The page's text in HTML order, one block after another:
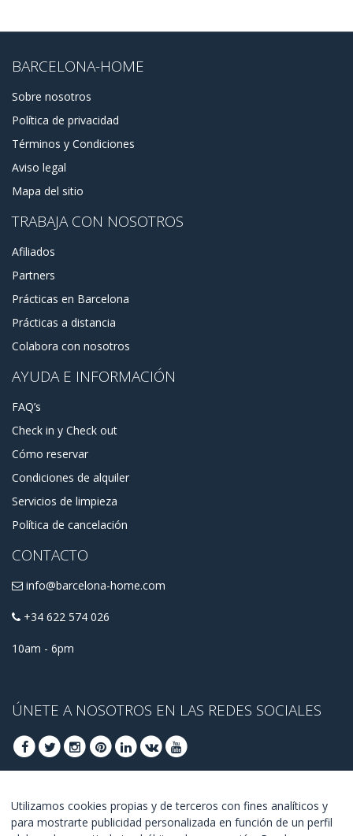
BARCELONA-HOME
Sobre nosotros
Política de privacidad
Términos y Condiciones
Aviso legal
Mapa del sitio
TRABAJA CON NOSOTROS
Afiliados
Partners
Prácticas en Barcelona
Prácticas a distancia
Colabora con nosotros
AYUDA E INFORMACIÓN
FAQ’s
Check in y Check out
Cómo reservar
Condiciones de alquiler
Servicios de limpieza
Política de cancelación
CONTACTO
info@barcelona-home.com
+34 622 574 026
10am - 6pm
ÚNETE A NOSOTROS EN LAS REDES SOCIALES
ÚNETE PARA OBTENER OFERTAS DE ÚLTIMO
MINUTO
Utilizamos cookies propias y de terceros con fines analíticos y
para mostrarte publicidad personalizada en función de un perfil